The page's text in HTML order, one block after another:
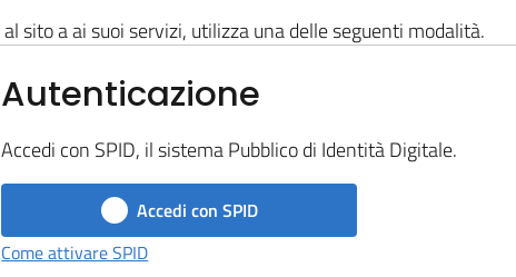
sito a ai suoi servizi, utilizza una delle seguenti modalità.
Autenticazione
Accedi con SPID, il sistema Pubblico di Identità Digitale.
Accedi con SPID
Come attivare SPID